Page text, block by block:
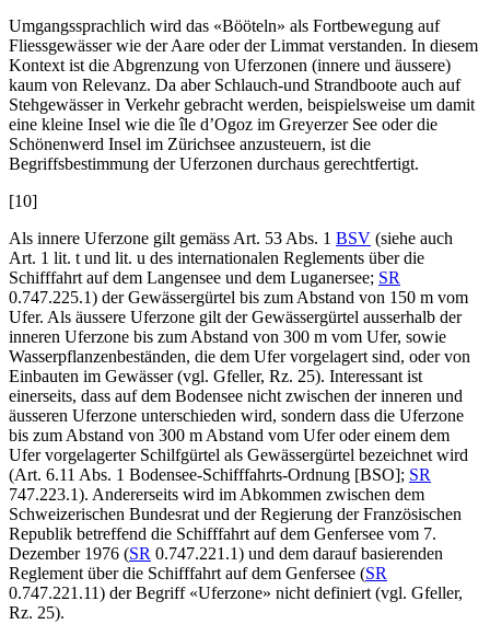
Umgangssprachlich wird das «Bööteln» als Fortbewegung auf
Fliessgewässer wie der Aare oder der Limmat verstanden. In diesem
Kontext ist die Abgrenzung von Uferzonen (innere und äussere)
kaum von Relevanz. Da aber Schlauch-und Strandboote auch auf
Stehgewässer in Verkehr gebracht werden, beispielsweise um damit
eine kleine Insel wie die île d’Ogoz im Greyerzer See oder die
Schönenwerd Insel im Zürichsee anzusteuern, ist die
Begriffsbestimmung der Uferzonen durchaus gerechtfertigt.
[10]
Als innere Uferzone gilt gemäss Art. 53 Abs. 1 BSV (siehe auch
Art. 1 lit. t und lit. u des internationalen Reglements über die
Schifffahrt auf dem Langensee und dem Luganersee; SR
0.747.225.1) der Gewässergürtel bis zum Abstand von 150 m vom
Ufer. Als äussere Uferzone gilt der Gewässergürtel ausserhalb der
inneren Uferzone bis zum Abstand von 300 m vom Ufer, sowie
Wasserpflanzenbeständen, die dem Ufer vorgelagert sind, oder von
Einbauten im Gewässer (vgl. Gfeller, Rz. 25). Interessant ist
einerseits, dass auf dem Bodensee nicht zwischen der inneren und
äusseren Uferzone unterschieden wird, sondern dass die Uferzone
bis zum Abstand von 300 m Abstand vom Ufer oder einem dem
Ufer vorgelagerter Schilfgürtel als Gewässergürtel bezeichnet wird
(Art. 6.11 Abs. 1 Bodensee-Schifffahrts-Ordnung [BSO]; SR
747.223.1). Andererseits wird im Abkommen zwischen dem
Schweizerischen Bundesrat und der Regierung der Französischen
Republik betreffend die Schifffahrt auf dem Genfersee vom 7.
Dezember 1976 (SR 0.747.221.1) und dem darauf basierenden
Reglement über die Schifffahrt auf dem Genfersee (SR
0.747.221.11) der Begriff «Uferzone» nicht definiert (vgl. Gfeller,
Rz. 25).